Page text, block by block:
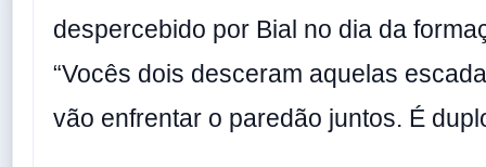
despercebido por Bial no dia da
“Vocês dois desceram aquelas
vão enfrentar o paredão juntos. É